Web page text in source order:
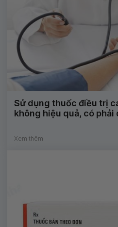
Sử dụng thuốc điều trị
không hiệu quả, có phải
Xem thêm